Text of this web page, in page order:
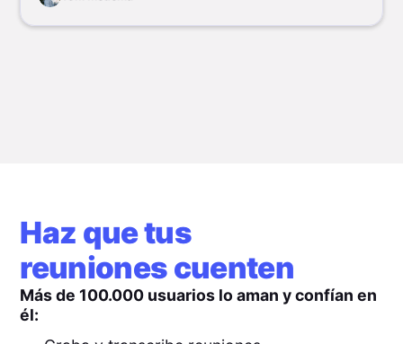
Haz que tus
reuniones cuenten
Más de 100.000 usuarios lo aman y confían en
él: